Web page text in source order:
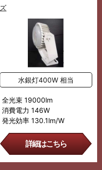
ズ
水銀灯400W 相当
全光束 19000lm
消費電力 146W
発光効率 130.1lm/W
詳細はこちら